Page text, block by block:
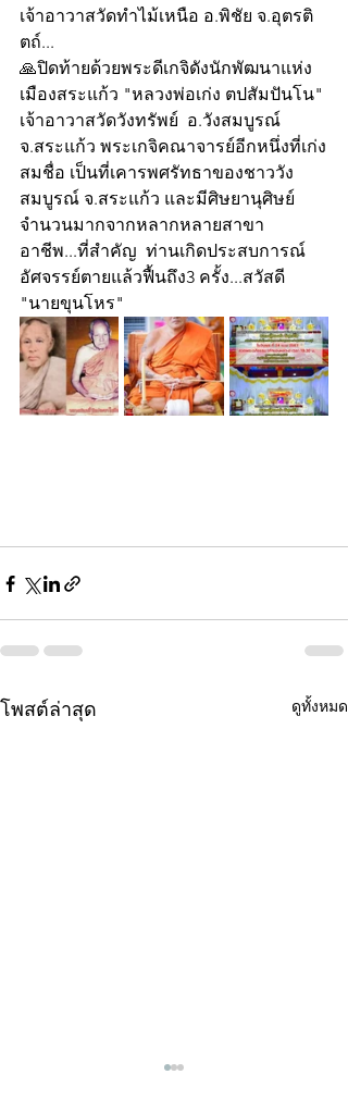
เจ้าอาวาสวัดทำไม้เหนือ อ.พิชัย จ.อุตรติ
ตถ์...
🙏ปิดท้ายด้วยพระดีเกจิดังนักพัฒนาแห่ง
เมืองสระแก้ว "หลวงพ่อเก่ง ตปสัมปันโน"
เจ้าอาวาสวัดวังทรัพย์  อ.วังสมบูรณ์
จ.สระแก้ว พระเกจิคณาจารย์อีกหนึ่งที่เก่ง
สมชื่อ เป็นที่เคารพศรัทธาของชาววัง
สมบูรณ์ จ.สระแก้ว และมีศิษยานุศิษย์
จำนวนมากจากหลากหลายสาขา
อาชีพ...ที่สำคัญ  ท่านเกิดประสบการณ์
อัศจรรย์ตายแล้วฟื้นถึง3 ครั้ง...สวัสดี
"นายขุนโหร"
โพสต์ล่าสุด ดูทั้งหมด